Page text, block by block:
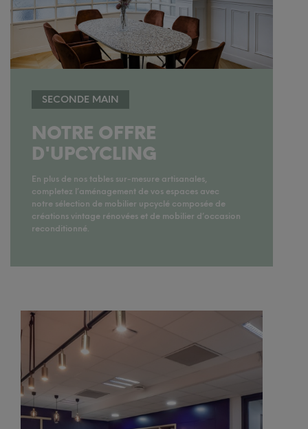
SECONDE MAIN
NOTRE OFFRE
D'UPCYCLING
En plus de nos tables sur-mesure artisanales,
completez l’aménagement de vos espaces avec
notre sélection de mobilier upcyclé composée de
créations vintage rénovées et de mobilier d’occasion
reconditionné.